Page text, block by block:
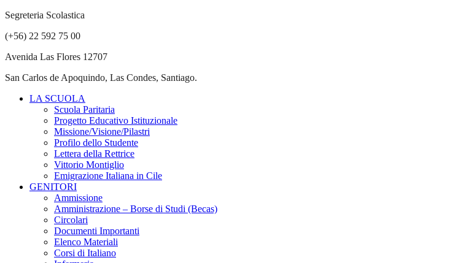
Segreteria Scolastica
(+56) 22 592 75 00
Avenida Las Flores 12707
San Carlos de Apoquindo, Las Condes, Santiago.
LA SCUOLA
Scuola Paritaria
Progetto Educativo Istituzionale
Missione/Visione/Pilastri
Profilo dello Studente
Lettera della Rettrice
Vittorio Montiglio
Emigrazione Italiana in Cile
GENITORI
Ammissione
Amministrazione – Borse di Studi (Becas)
Circolari
Documenti Importanti
Elenco Materiali
Corsi di Italiano